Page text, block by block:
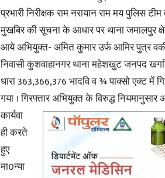
प्रभारी निरीक्षक राम नरायान राम मय पुलिस टीम
मुखबिर की सूचना के आधार पर थाना जमालपुर
आये अभियुक्त- अमित कुमार उर्फ आमिर पुत्र
निवासी कुशवाहानगर थाना महेशखुट जनपद
धारा 363,366,376 भादवि व ¾ पाक्सो एक्ट में
गया । गिरफ्तार अभियुक्त के विरुद्ध नियमानुसार
कार्यवा
ही करते
हुए
मा0न्या